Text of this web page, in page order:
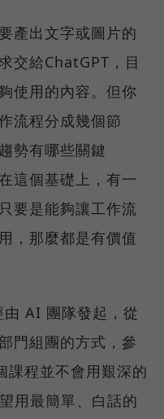
產出文字或圖片的
交給ChatGPT，目
使用的內容。但你
流程分成幾個節
勢有哪些關鍵
這個基礎上，有一
要是能夠讓工作流
，那麼都是有價值
AI 團隊發起，從
門組團的方式，參
課程並不會用艱深的
用最簡單、白話的